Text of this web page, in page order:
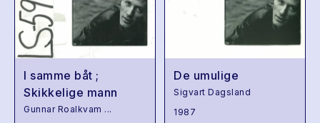
I samme båt ;
Skikkelige mann
Gunnar Roalkvam ...
De umulige
Sigvart Dagsland
1987